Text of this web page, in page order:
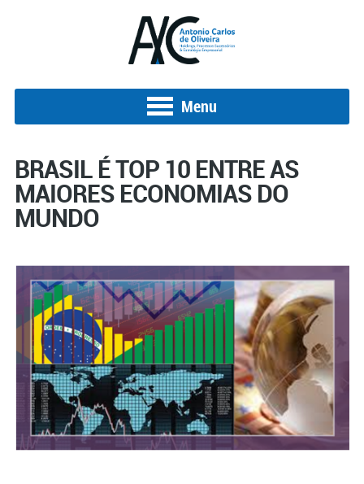
Menu
BRASIL É TOP 10 ENTRE AS
MAIORES ECONOMIAS DO
MUNDO